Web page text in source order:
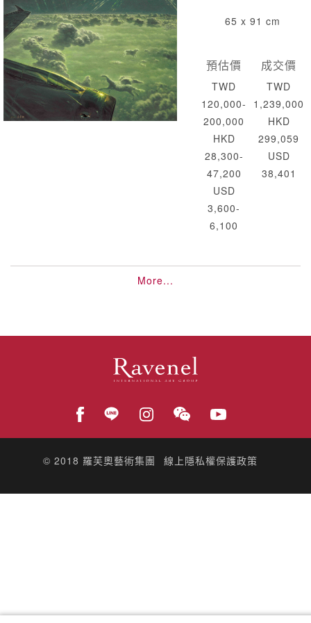
65 x 91 cm
預估價
TWD
120,000-
200,000
HKD
28,300-
47,200
USD
3,600-
6,100
成交價
TWD
1,239,000
HKD
299,059
USD
38,401
More...
© 2018 羅芙奧藝術集團 線上隱私權保護政策